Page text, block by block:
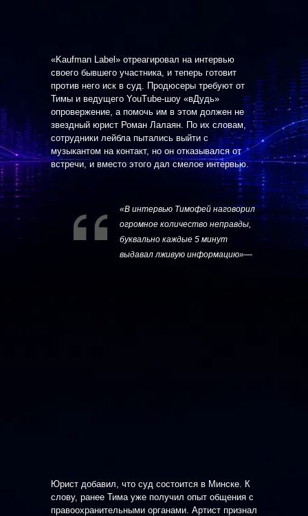
«Kaufman Label» отреагировал на интервью
своего бывшего участника, и теперь готовит
против него иск в суд. Продюсеры требуют от
Тимы и ведущего YouTube-шоу «вДудь»
опровержение, а помочь им в этом должен не
звездный юрист Роман Лалаян. По их словам,
сотрудники лейбла пытались выйти с
музыкантом на контакт, но он отказывался от
встречи, и вместо этого дал смелое интервью.
«В интервью Тимофей наговорил
огромное количество неправды,
буквально каждые 5 минут
выдавал лживую информацию»—
Юрист добавил, что суд состоится в Минске. К
слову, ранее Тима уже получил опыт общения с
правоохранительными органами. Артист признал